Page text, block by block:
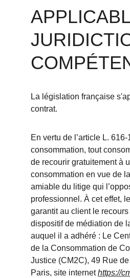
La législation française
contrat.
En vertu de l’article L.
consommation, tout
de recourir gratuitement à
consommation en vue de
amiable du litige qui
professionnel. À cet effet,
garantit au client le recours
dispositif de médiation de
auquel il a adhéré : Le
de la Consommation de
Justice (CM2C), 49 Rue
Paris, site internet https://